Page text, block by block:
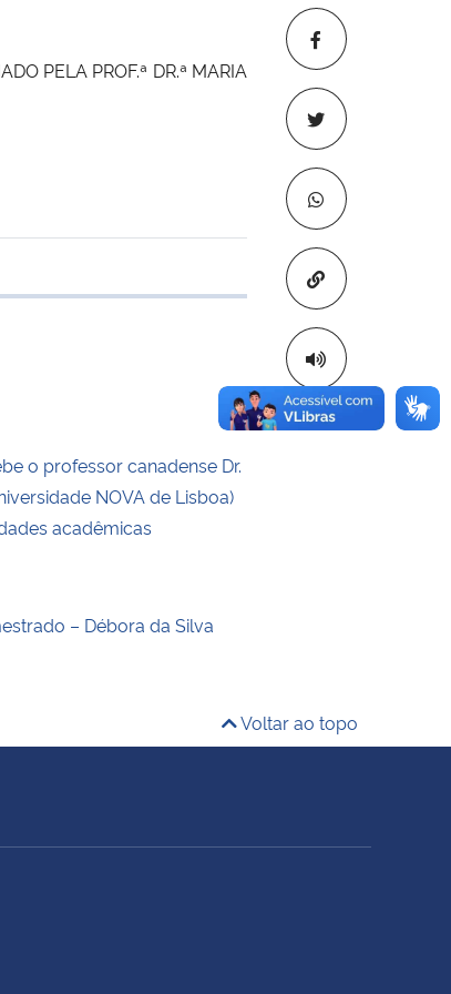
Copiar para
PELA PROF.ª DR.ª MARIA
o professor canadense Dr.
NOVA de Lisboa)
acadêmicas
– Débora da Silva
Voltar ao topo